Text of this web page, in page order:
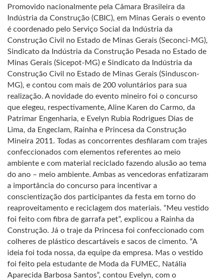
Promovido nacionalmente pela Câmara Brasileira da
Indústria da Construção (CBIC), em Minas Gerais o evento
é coordenado pelo Serviço Social da Indústria da
Construção Civil no Estado de Minas Gerais (Seconci-MG),
Sindicato da Indústria da Construção Pesada no Estado de
Minas Gerais (Sicepot-MG) e Sindicato da Indústria da
Construção Civil no Estado de Minas Gerais (Sinduscon-
MG), e contou com mais de 200 voluntários para sua
realização. A novidade do evento mineiro foi o concurso
que elegeu, respectivamente, Aline Karen do Carmo, da
Patrimar Engenharia, e Evelyn Rubia Rodrigues Dias de
Lima, da Engeclam, Rainha e Princesa da Construção
Mineira 2011. Todas as concorrentes desfilaram com trajes
confeccionados com elementos referentes ao meio
ambiente e com material reciclado fazendo alusão ao tema
do ano – meio ambiente. Ambas as vencedoras enfatizaram
a importância do concurso para incentivar a
conscientização dos participantes da festa em torno do
reaproveitamento e reciclagem dos materiais. “Meu vestido
foi feito com fibra de garrafa pet”, explicou a Rainha da
Construção. Já o traje da Princesa foi confeccionado com
colheres de plástico descartáveis e sacos de cimento. “A
ideia foi toda nossa, da equipe da empresa. Mas o vestido
foi feito pela estudante de Moda da FUMEC, Natália
Aparecida Barbosa Santos”, contou Evelyn, com o